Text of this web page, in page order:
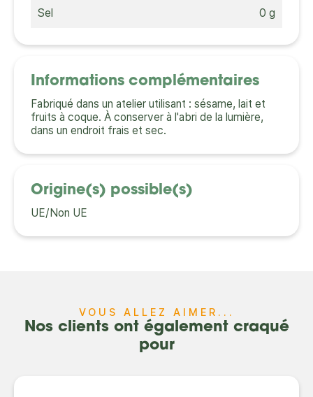
Sel 0 g
Informations complémentaires
Fabriqué dans un atelier utilisant : sésame, lait et
fruits à coque. À conserver à l'abri de la lumière,
dans un endroit frais et sec.
Origine(s) possible(s)
UE/Non UE
VOUS ALLEZ AIMER...
Nos clients ont également craqué
pour